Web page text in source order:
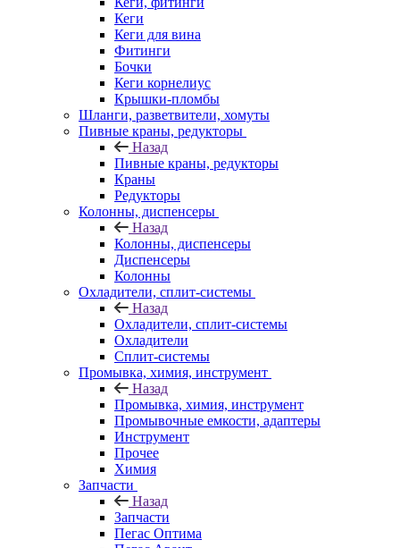
Кеги
Кеги для вина
Фитинги
Бочки
Кеги корнелиус
Крышки-пломбы
Шланги, разветвители, хомуты
Пивные краны, редукторы
Назад
Пивные краны, редукторы
Краны
Редукторы
Колонны, диспенсеры
Назад
Колонны, диспенсеры
Диспенсеры
Колонны
Охладители, сплит-системы
Назад
Охладители, сплит-системы
Охладители
Сплит-системы
Промывка, химия, инструмент
Назад
Промывка, химия, инструмент
Промывочные емкости, адаптеры
Инструмент
Прочее
Химия
Запчасти
Назад
Запчасти
Пегас Оптима